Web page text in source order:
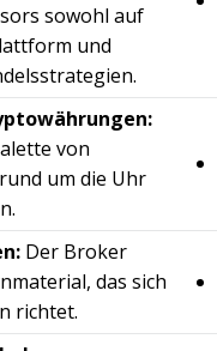
sowohl auf
und
von
um die Uhr
Der Broker
das sich
richtet.